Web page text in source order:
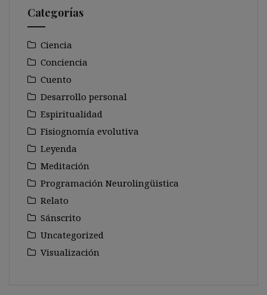
Categorías
Ciencia
Conciencia
Cuento
Desarrollo personal
Espiritualidad
Fisiognomía evolutiva
Leyenda
Meditación
Programación Neurolingüistica
Relato
Sánscrito
Uncategorized
Visualización